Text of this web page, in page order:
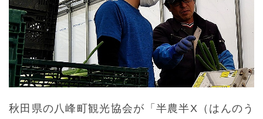
秋田県の八峰町観光協会が「半農半X（はんのう